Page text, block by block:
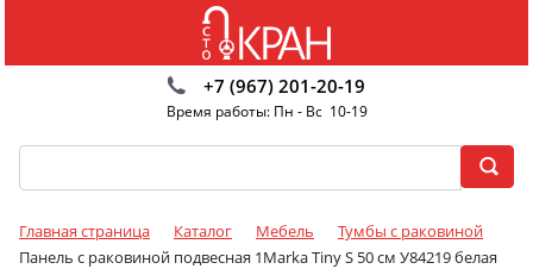
+7 (967) 201-20-19
Время работы: Пн - Вс 10-19
Главная страница Каталог Мебель
Тумбы с раковиной
Панель с раковиной подвесная 1Marka Tiny S 50 см У84219 белая